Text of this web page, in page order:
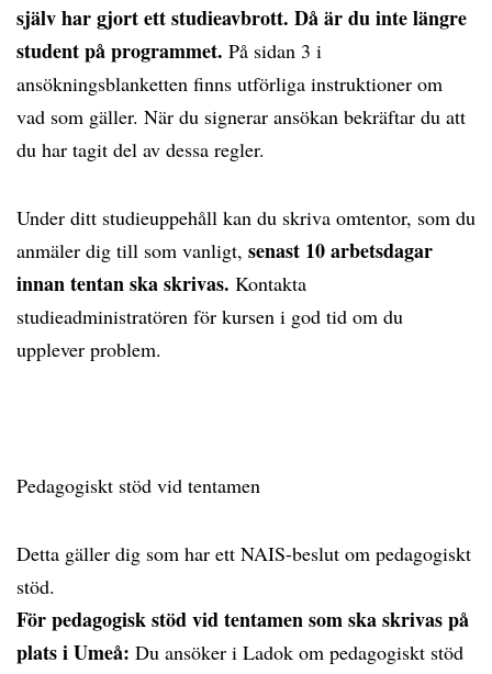
själv har gjort ett studieavbrott. Då är du inte längre
student på programmet. På sidan 3 i
ansökningsblanketten finns utförliga instruktioner om
vad som gäller. När du signerar ansökan bekräftar du att
du har tagit del av dessa regler.
Under ditt studieuppehåll kan du skriva omtentor, som du
anmäler dig till som vanligt, senast 10 arbetsdagar
innan tentan ska skrivas. Kontakta
studieadministratören för kursen i god tid om du
upplever problem.
Pedagogiskt stöd vid tentamen
Detta gäller dig som har ett NAIS-beslut om pedagogiskt
stöd.
För pedagogisk stöd vid tentamen som ska skrivas på
plats i Umeå: Du ansöker i Ladok om pedagogiskt stöd